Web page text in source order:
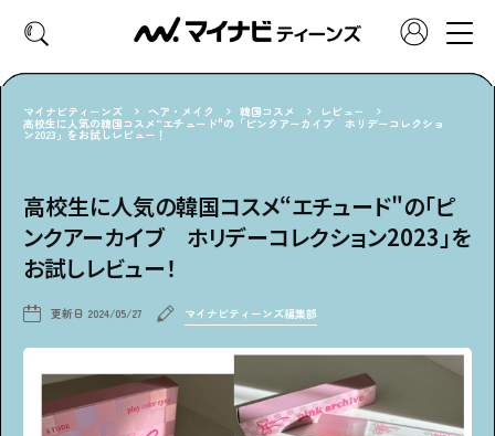
好きなカテゴリーから見る
ファッション ヘア・メイク
トレンド
グルメ
エンタメ 診断
マイナビティーンズ ヘア・メイク 韓国コスメ レビュー
高校生に人気の韓国コスメ“エチュード"の「ピンクアーカイブ ホリデーコレクショ
ン2023」をお試しレビュー！
高校生に人気の韓国コスメ“エチュード"の「ピ
ンクアーカイブ ホリデーコレクション2023」を
お試しレビュー！
更新日 2024/05/27 マイナビティーンズ編集部